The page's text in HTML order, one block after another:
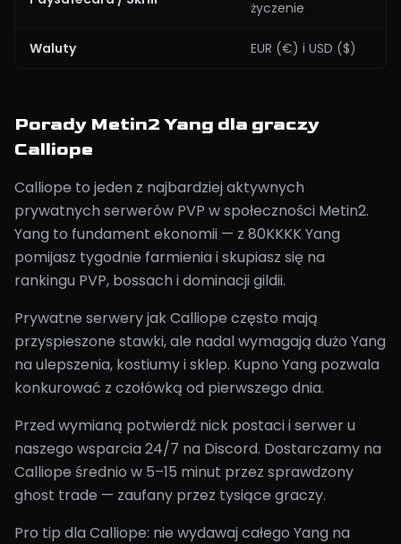
życzenie
Waluty EUR (€) i USD ($)
Porady Metin2 Yang dla graczy
Calliope
Calliope to jeden z najbardziej aktywnych
prywatnych serwerów PVP w społeczności Metin2.
Yang to fundament ekonomii — z 80KKKK Yang
pomijasz tygodnie farmienia i skupiasz się na
rankingu PVP, bossach i dominacji gildii.
Prywatne serwery jak Calliope często mają
przyspieszone stawki, ale nadal wymagają dużo Yang
na ulepszenia, kostiumy i sklep. Kupno Yang pozwala
konkurować z czołówką od pierwszego dnia.
Przed wymianą potwierdź nick postaci i serwer u
naszego wsparcia 24/7 na Discord. Dostarczamy na
Calliope średnio w 5–15 minut przez sprawdzony
ghost trade — zaufany przez tysiące graczy.
Pro tip dla Calliope: nie wydawaj całego Yang na